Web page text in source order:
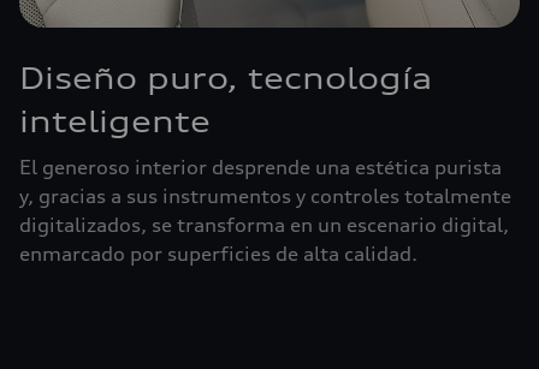
Diseño puro, tecnología
inteligente
El generoso interior desprende una estética purista
y, gracias a sus instrumentos y controles totalmente
digitalizados, se transforma en un escenario digital,
enmarcado por superficies de alta calidad.